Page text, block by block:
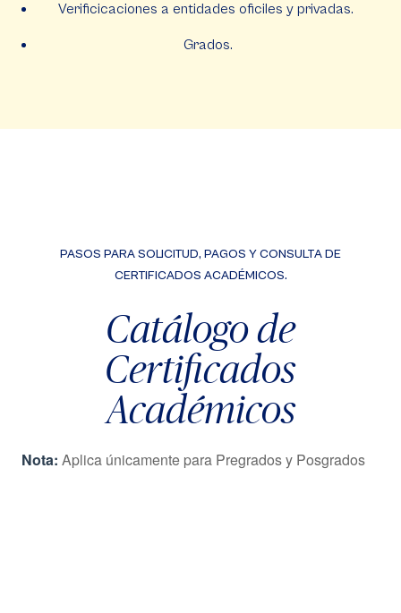
Verificicaciones a entidades oficiles y privadas.
Grados.
PASOS PARA SOLICITUD, PAGOS Y CONSULTA DE
CERTIFICADOS ACADÉMICOS.
Catálogo de
Certificados
Académicos
Nota: Aplica únicamente para Pregrados y Posgrados